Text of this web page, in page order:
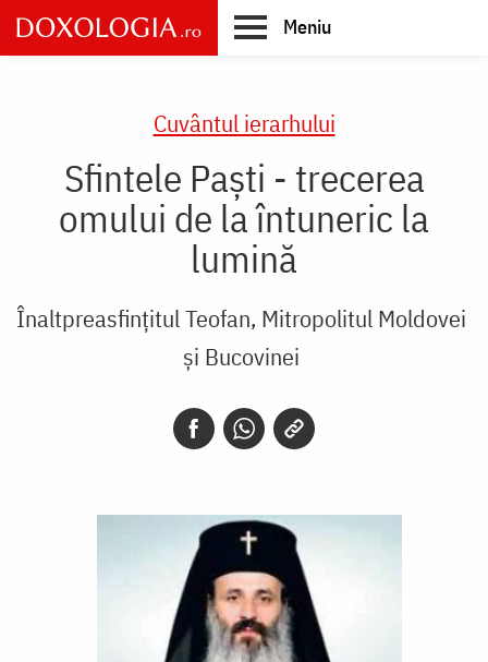
Skip
to
main
Meniu
Cuvântul ierarhului
Sfintele Paști - trecerea
omului de la întuneric la
lumină
Înaltpreasfințitul Teofan, Mitropolitul Moldovei
și Bucovinei